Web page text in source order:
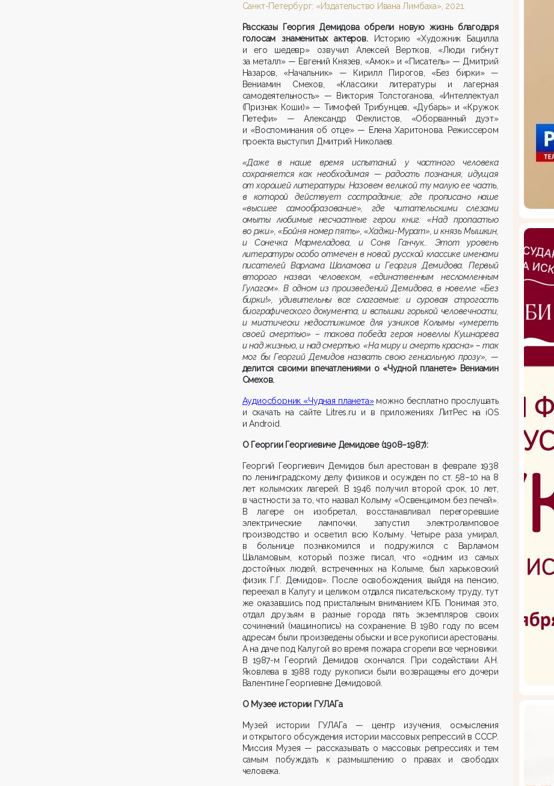
Санкт-Петербург: «Издательство Ивана Лимбаха», 2021.
Рассказы Георгия Демидова обрели новую жизнь благодаря
голосам знаменитых актеров.Историю «Художник Бацилла
и его шедевр» озвучил Алексей Вертков, «Люди гибнут
за металл» — Евгений Князев, «Амок» и «Писатель» — Дмитрий
Назаров, «Начальник» — Кирилл Пирогов, «Без бирки» —
Вениамин Смехов, «Классики литературы и лагерная
самодеятельность» — Виктория Толстоганова, «Интеллектуал
(Признак Коши)» — Тимофей Трибунцев, «Дубарь» и «Кружок
Петефи» — Александр Феклистов, «Оборванный дуэт»
и «Воспоминания об отце» — Елена Харитонова. Режиссером
проекта выступил Дмитрий Николаев.
«Даже в наше время испытаний у частного человека
сохраняется как необходимая — радость познания, идущая
от хорошей литературы. Назовем великой ту малую ее часть,
в которой действует сострадание; где прописано наше
«высшее самообразование», где читательскими слезами
омыты любимые несчастные герои книг: «Над пропастью
во ржи», «Бойня номер пять», «Хаджи-Мурат», и князь Мышкин,
и Сонечка Мармеладова, и Соня Ганчук… Этот уровень
литературы особо отмечен в новой русской классике именами
писателей Варлама Шаламова и Георгия Демидова. Первый
второго назвал человеком, «единственным несломленным
Гулагом». В одном из произведений Демидова, в новелле «Без
бирки!», удивительны все слагаемые: и суровая строгость
биографического документа,и вспышки горькой человечности,
и мистически недостижимое для узников Колымы «умереть
своей смертью» – такова победа героя новеллы Кушнарева
и над жизнью, и над смертью. «На миру и смерть красна» – так
мог бы Георгий Демидов назвать свою гениальную прозу»,
—
делится своими впечатлениями о «Чудной планете» Вениамин
Смехов.
Аудиосборник «Чудная планета»можно бесплатно прослушать
и скачать на сайте Litres.ru и в приложениях ЛитРес на iOS
и Android.
О Георгии Георгиевиче Демидове (1908–1987):
Георгий Георгиевич Демидов был арестован в феврале 1938
по ленинградскому делу физиков и осужден по ст. 58–10 на 8
лет колымских лагерей. В 1946 получил второй срок, 10 лет,
в частности за то, что назвал Колыму «Освенцимом без печей».
В лагере он изобретал, восстанавливал перегоревшие
электрические лампочки, запустил электроламповое
производство и осветил всю Колыму. Четыре раза умирал,
в больнице познакомился и подружился с Варламом
Шаламовым, который позже писал, что «одним из самых
достойных людей, встреченных на Колыме, был харьковский
физик Г.Г. Демидов». После освобождения, выйдя на пенсию,
переехал в Калугу и целиком отдался писательскому труду, тут
же оказавшись под пристальным вниманием КГБ. Понимая это,
отдал друзьям в разные города пять экземпляров своих
сочинений (машинопись) на сохранение. В 1980 году по всем
адресам были произведены обыски и все рукописи арестованы.
А на даче под Калугой во время пожара сгорели все черновики.
В 1987-м Георгий Демидов скончался. При содействии А.Н.
Яковлева в 1988 году рукописи были возвращены его дочери
Валентине Георгиевне Демидовой.
О Музее истории ГУЛАГа
Музей истории ГУЛАГа — центр изучения, осмысления
и открытого обсуждения истории массовых репрессий в СССР.
Миссия Музея — рассказывать о массовых репрессиях и тем
самым побуждать к размышлению о правах и свободах
человека.